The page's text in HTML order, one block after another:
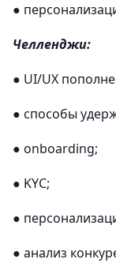
●
Челленджи:
● UI/UX
● способы
● onboarding;
● KYC;
●
● анализ